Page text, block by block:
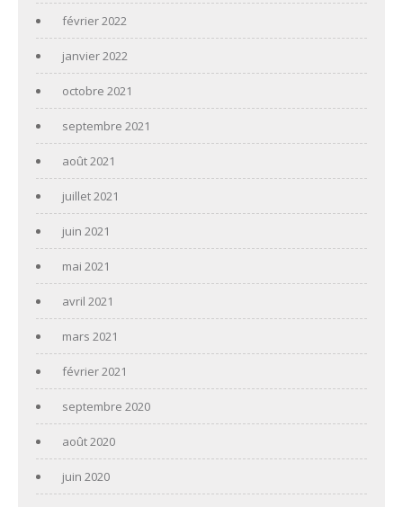
février 2022
janvier 2022
octobre 2021
septembre 2021
août 2021
juillet 2021
juin 2021
mai 2021
avril 2021
mars 2021
février 2021
septembre 2020
août 2020
juin 2020